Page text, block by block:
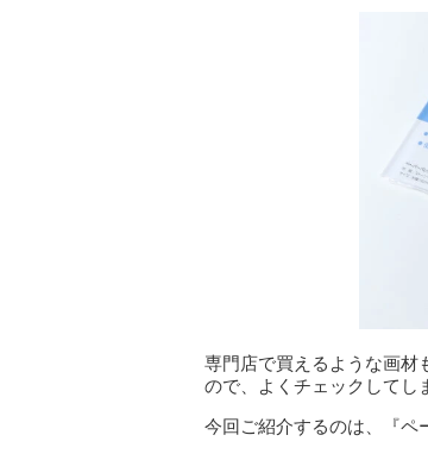
専門店で買えるような画材
ので、よくチェックしてし
今回ご紹介するのは、『ペ